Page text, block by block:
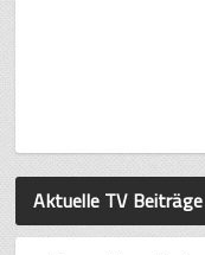
Aktuelle TV Beiträge